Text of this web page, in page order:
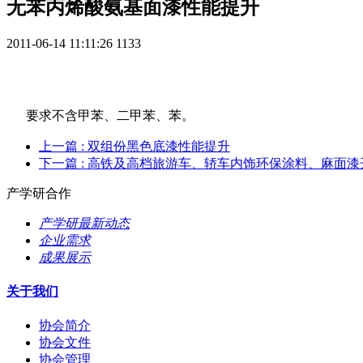
无苯丙烯酸氨基面漆性能提升
2011-06-14 11:11:26 1133
要求不含甲苯、二甲苯、苯。
上一篇 : 双组份黑色底漆性能提升
下一篇 : 高铁及高档旅游车、轿车内饰环保涂料、麻面漆
产学研合作
产学研最新动态
企业需求
成果展示
关于我们
协会简介
协会文件
协会管理